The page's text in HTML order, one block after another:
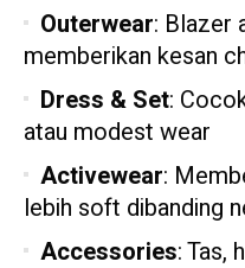
Outerwear: Blazer
memberikan kesan
Dress & Set:
atau modest wear
Activewear:
lebih soft dibanding
Accessories: Tas,